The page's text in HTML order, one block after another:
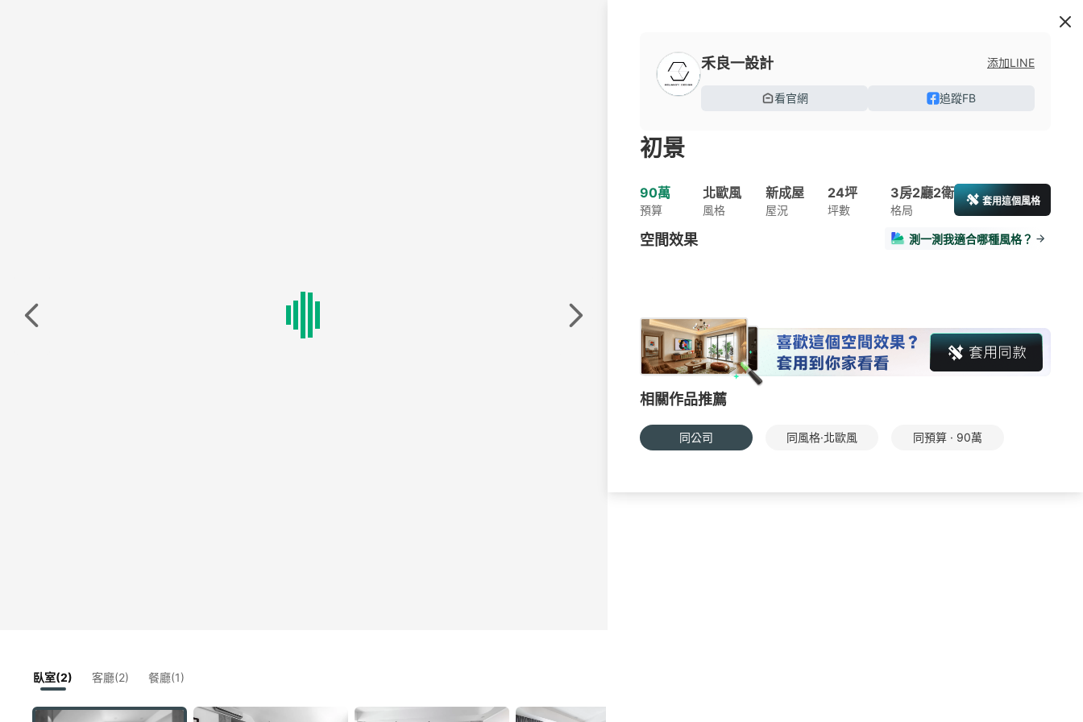
臥室(2) 客廳(2) 餐廳(1)
禾良一設計 添加LINE
看官網 追蹤FB
初景
90萬
預算
北歐風
風格
新成屋
屋況
24坪
坪數
3房2廳2衛
格局
套用這個風格
空間效果 測一測我適合哪種風格？
相關作品推薦
同公司 同風格·北歐風 同預算 · 90萬